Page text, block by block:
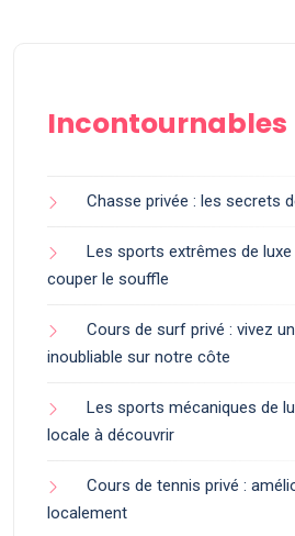
Incontournables
Chasse privée : les secrets
Les sports extrêmes de luxe
couper le souffle
Cours de surf privé : vivez
inoubliable sur notre côte
Les sports mécaniques de
locale à découvrir
Cours de tennis privé :
localement